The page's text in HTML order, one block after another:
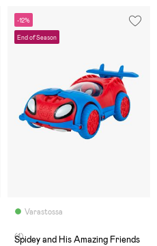
-12%
End of Season
Varastossa
(1)
Spidey and His Amazing Friends